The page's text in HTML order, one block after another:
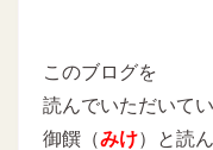
このブログを
読んでいただいて
御饌（みけ）と読